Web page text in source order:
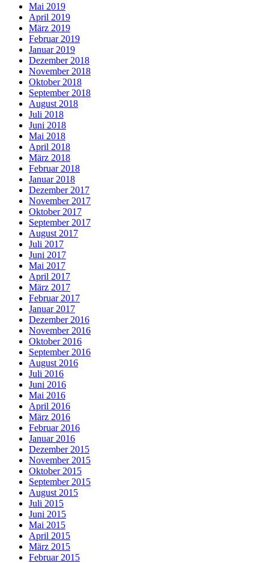
Mai 2019
April 2019
März 2019
Februar 2019
Januar 2019
Dezember 2018
November 2018
Oktober 2018
September 2018
August 2018
Juli 2018
Juni 2018
Mai 2018
April 2018
März 2018
Februar 2018
Januar 2018
Dezember 2017
November 2017
Oktober 2017
September 2017
August 2017
Juli 2017
Juni 2017
Mai 2017
April 2017
März 2017
Februar 2017
Januar 2017
Dezember 2016
November 2016
Oktober 2016
September 2016
August 2016
Juli 2016
Juni 2016
Mai 2016
April 2016
März 2016
Februar 2016
Januar 2016
Dezember 2015
November 2015
Oktober 2015
September 2015
August 2015
Juli 2015
Juni 2015
Mai 2015
April 2015
März 2015
Februar 2015